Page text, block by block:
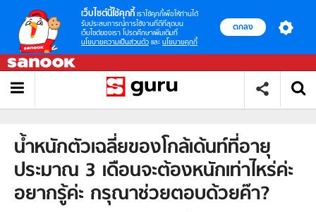
เว็บไซต์นี้ใช้คุกกี้ เราใช้คุกกี้เพื่อให้ท่านได้
รับประสบการณ์การใช้งานที่ดีที่สุดบน
เว็บไซต์ของเรา โปรดศึกษาเพิ่มเติมที่
นโยบายความเป็นส่วนตัว และ นโยบายคุกกี้
ตกลง
น้ำหนักตัวเฉลี่ยของโกล้เด้นท์ที่อายุ
ประมาณ 3 เดือนจะต้องหนักเท่าไหร่ค่ะ
อยากรู้ค่ะ กรุณาช่วยตอบด้วยค๊า?